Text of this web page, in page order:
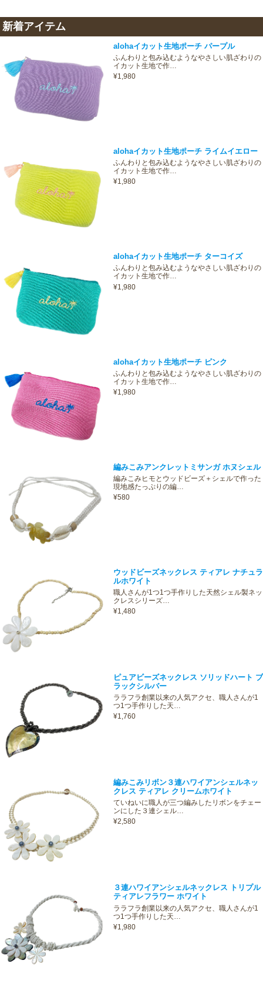
新着アイテム
alohaイカット生地ポーチ パープル
ふんわりと包み込むようなやさしい肌ざわりの
イカット生地で作…
¥1,980
alohaイカット生地ポーチ ライムイエロー
ふんわりと包み込むようなやさしい肌ざわりの
イカット生地で作…
¥1,980
alohaイカット生地ポーチ ターコイズ
ふんわりと包み込むようなやさしい肌ざわりの
イカット生地で作…
¥1,980
alohaイカット生地ポーチ ピンク
ふんわりと包み込むようなやさしい肌ざわりの
イカット生地で作…
¥1,980
編みこみアンクレットミサンガ ホヌシェル
編みこみヒモとウッドビーズ＋シェルで作った
現地感たっぷりの編…
¥580
ウッドビーズネックレス ティアレ ナチュラ
ルホワイト
職人さんが1つ1つ手作りした天然シェル製ネッ
クレスシリーズ…
¥1,480
ピュアビーズネックレス ソリッドハート ブ
ラックシルバー
ララフラ創業以来の人気アクセ、職人さんが1
つ1つ手作りした天…
¥1,760
編みこみリボン３連ハワイアンシェルネッ
クレス ティアレ クリームホワイト
ていねいに職人が三つ編みしたリボンをチェー
ンにした３連シェル…
¥2,580
３連ハワイアンシェルネックレス トリプル
ティアレフラワー ホワイト
ララフラ創業以来の人気アクセ、職人さんが1
つ1つ手作りした天…
¥1,980